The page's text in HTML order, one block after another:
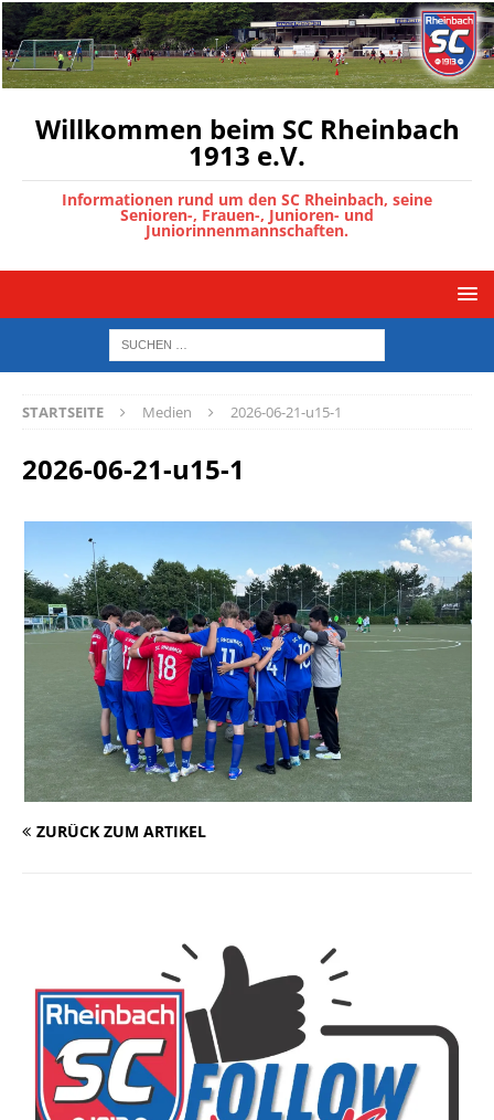
Willkommen beim SC Rheinbach
1913 e.V.
Informationen rund um den SC Rheinbach, seine
Senioren-, Frauen-, Junioren- und
Juniorinnenmannschaften.
STARTSEITE Medien 2026-06-21-u15-1
2026-06-21-u15-1
ZURÜCK ZUM ARTIKEL